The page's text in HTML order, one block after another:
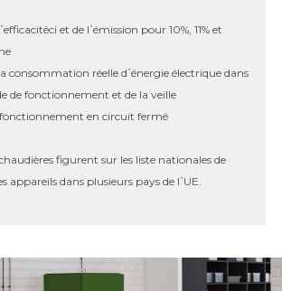
et de l᾿émission pour 10%, 11% et
consommation réelle d᾿énergie électrique dans
de fonctionnement et de la veille
en circuit fermé
figurent sur les liste nationales de
appareils dans plusieurs pays de l᾿UE.